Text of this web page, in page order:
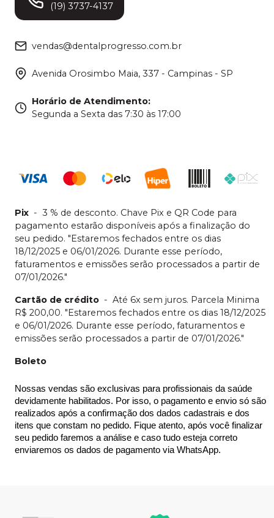
(19) 3737-4137
vendas@dentalprogresso.com.br
Avenida Orosimbo Maia, 337 - Campinas - SP
Horário de Atendimento:
Segunda a Sexta das 7:30 às 17:00
Pix - 3 % de desconto. Chave Pix e QR Code para
pagamento estarão disponíveis após a finalização do
seu pedido. "Estaremos fechados entre os dias
18/12/2025 e 06/01/2026. Durante esse período,
faturamentos e emissões serão processados a partir de
07/01/2026."
Cartão de crédito - Até 6x sem juros. Parcela Minima
R$ 200,00. "Estaremos fechados entre os dias 18/12/2025
e 06/01/2026. Durante esse período, faturamentos e
emissões serão processados a partir de 07/01/2026."
Boleto
Nossas vendas são exclusivas para profissionais da saúde
devidamente habilitados. Por isso, o pagamento e envio só são
realizados após a confirmação dos dados cadastrais e dos
itens que constam no pedido. Fique atento, após você finalizar
seu pedido faremos a análise e caso tudo esteja correto
enviaremos os dados de pagamento via WhatsApp.